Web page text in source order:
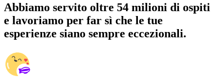
Abbiamo servito oltre 54 milioni di ospiti
e lavoriamo per far sì che le tue
esperienze siano sempre eccezionali.